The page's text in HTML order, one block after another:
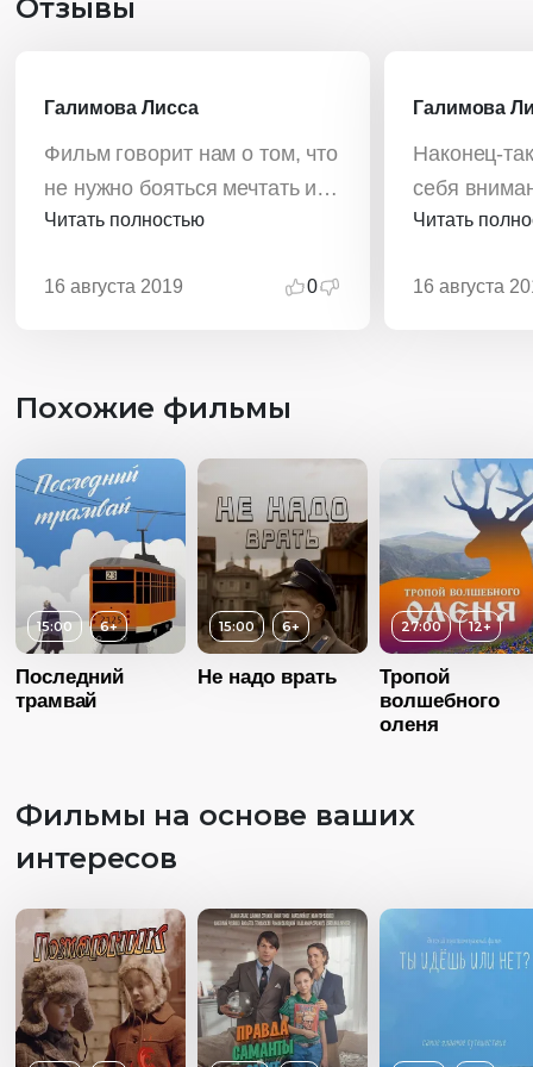
Отзывы
Галимова Лисса
Фильм говорит нам о том, что
не нужно бояться мечтать и
воображать. Нужно хоть
комфорта, и открывать дверь
стать счастливее.
Читать полностью
16 августа 2019 0
Галимова
Наконец-
себя
которых в
дела.
Читать
16 августа
Похожие фильмы
15:00 6+
Последний
трамвай
Возраст 6+
Длительность
15:00
15:00 6+
Не надо врать
Возраст 12+
Длительность
27:00
Год 2015
27:00 12+
Тропой
волшебного
оленя
Возраст
Длительность
19:00
Страна
Фильмы на основе ваших
интересов